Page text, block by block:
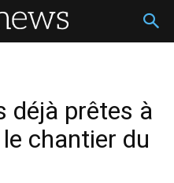
déjà prêtes à
chantier du